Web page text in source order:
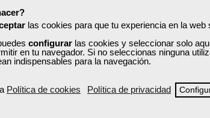
las cookies para que tu experiencia en la web
configurar las cookies y seleccionar solo
en tu navegador. Si no seleccionas ninguna
indispensables para la navegación.
Política de cookies Política de privacidad
de Privacidad*